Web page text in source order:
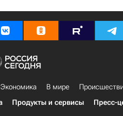
Экономика В мире
Продукты и сервисы Пресс-